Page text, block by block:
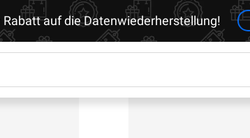
Rabatt auf die Datenwiederherstellung!